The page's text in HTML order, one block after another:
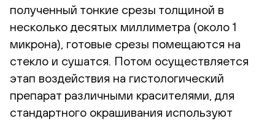
полученный тонкие срезы толщиной в
несколько десятых миллиметра (около 1
микрона), готовые срезы помещаются на
стекло и сушатся. Потом осуществляется
этап воздействия на гистологический
препарат различными красителями, для
стандартного окрашивания используют